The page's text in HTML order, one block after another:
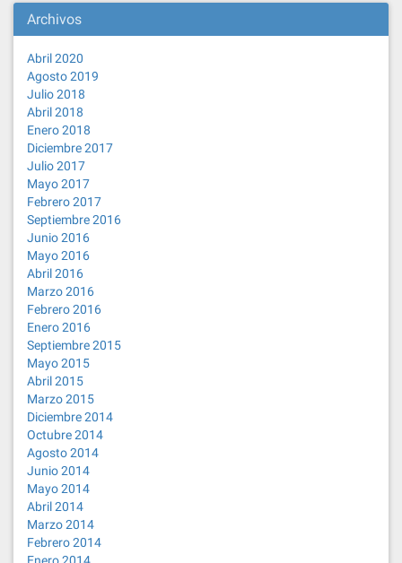
Archivos
Abril 2020
Agosto 2019
Julio 2018
Abril 2018
Enero 2018
Diciembre 2017
Julio 2017
Mayo 2017
Febrero 2017
Septiembre 2016
Junio 2016
Mayo 2016
Abril 2016
Marzo 2016
Febrero 2016
Enero 2016
Septiembre 2015
Mayo 2015
Abril 2015
Marzo 2015
Diciembre 2014
Octubre 2014
Agosto 2014
Junio 2014
Mayo 2014
Abril 2014
Marzo 2014
Febrero 2014